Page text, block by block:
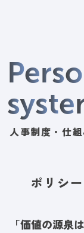
Perso
syste
人事制度・仕
ポリシー
「価値の源泉